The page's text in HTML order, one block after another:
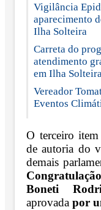
Vigilância
aparecimento
Ilha Solteira
Carreta do
atendimento
em Ilha Solteira
Vereador
Eventos
O terceiro
de autoria do
demais
Congratulação
Boneti
aprovada por